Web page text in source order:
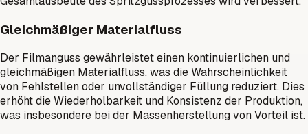
Gleichmäßiger Materialfluss
Der Filmanguss gewährleistet einen kontinuierlichen und
gleichmäßigen Materialfluss, was die Wahrscheinlichkeit
von Fehlstellen oder unvollständiger Füllung reduziert. Dies
erhöht die Wiederholbarkeit und Konsistenz der Produktion,
was insbesondere bei der Massenherstellung von Vorteil ist.